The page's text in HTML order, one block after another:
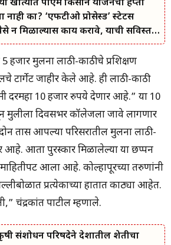
खात्यात पीएम किसान योजनेचा हप्ता
नाही का? ‘एफटीओ प्रोसेस्ड’ स्टेटस
न मिळाल्यास काय करावे, याची सविस्तर
घ्या.
मुलींना लाठी-काठीचे प्रशिक्षण
टार्गेट जाहीर केले आहे. ही लाठी-काठी
दरमहा 10 हजार रुपये देणार आहे.” या 10
मुलीला दिवसभर कॉलेजला जावे लागणार
तास आपल्या परिसरातील मुलींना लाठी-
आहे. आता पुरस्कार मिळालेल्या या छप्पन
आला आहे. कोल्हापूरच्या तरुणांनी
प्रत्येकाच्या हातात काठ्या आहेत.
चंद्रकांत पाटील म्हणाले.
संशोधन परिषदेने देशातील शेतीचा